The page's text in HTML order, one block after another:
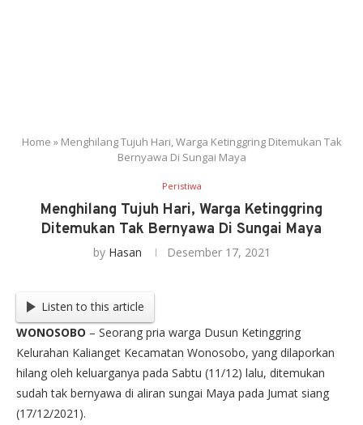
Home » Menghilang Tujuh Hari, Warga Ketinggring Ditemukan Tak
Bernyawa Di Sungai Maya
Peristiwa
Menghilang Tujuh Hari, Warga Ketinggring
Ditemukan Tak Bernyawa Di Sungai Maya
by Hasan Desember 17, 2021
Listen to this article
WONOSOBO – Seorang pria warga Dusun Ketinggring
Kelurahan Kalianget Kecamatan Wonosobo, yang dilaporkan
hilang oleh keluarganya pada Sabtu (11/12) lalu, ditemukan
sudah tak bernyawa di aliran sungai Maya pada Jumat siang
(17/12/2021).